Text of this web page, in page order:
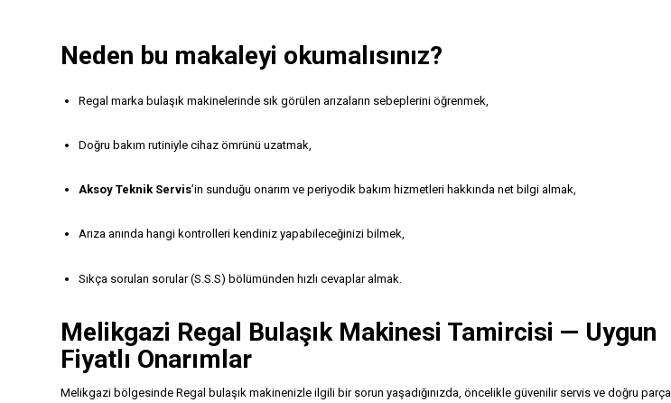
Neden bu makaleyi okumalısınız?
Regal marka bulaşık makinelerinde sık görülen arızaların sebeplerini öğrenmek,
Doğru bakım rutiniyle cihaz ömrünü uzatmak,
Aksoy Teknik Servis’in sunduğu onarım ve periyodik bakım hizmetleri hakkında net bilgi almak,
Arıza anında hangi kontrolleri kendiniz yapabileceğinizi bilmek,
Sıkça sorulan sorular (S.S.S) bölümünden hızlı cevaplar almak.
Melikgazi Regal Bulaşık Makinesi Tamircisi — Uygun
Fiyatlı Onarımlar
Melikgazi bölgesinde Regal bulaşık makinenizle ilgili bir sorun yaşadığınızda, öncelikle güvenilir servis ve doğru parça